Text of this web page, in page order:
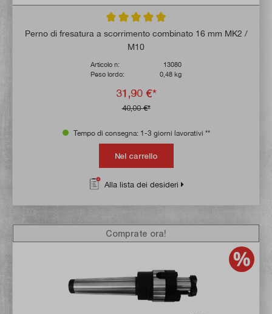
Valutazione media di 4.8 su 5 stelle
Perno di fresatura a scorrimento combinato 16 mm MK2 /
M10
Articolo n:
13080
Peso lordo:
0,48 kg
31,90 €*
40,00 €*
Tempo di consegna: 1-3 giorni lavorativi **
Nel carrello
Alla lista dei desideri
Comprate ora!